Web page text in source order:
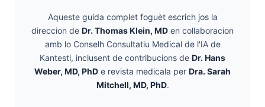
Aqueste guida complet foguèt escrich jos la
direccion de Dr. Thomas Klein, MD en collaboracion
amb lo Conselh Consultatiu Medical de l'IA de
Kantesti, inclusent de contribucions de Dr. Hans
Weber, MD, PhD e revista medicala per Dra. Sarah
Mitchell, MD, PhD.